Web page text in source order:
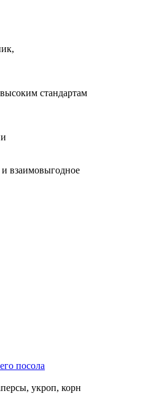
стандартам
взаимовыгодное
посола
укроп, корн